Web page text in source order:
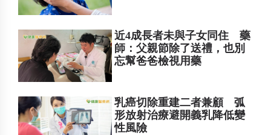
近4成長者未與子女同住 藥
師：父親節除了送禮，也別
忘幫爸爸檢視用藥
乳癌切除重建二者兼顧 弧
形放射治療避開義乳降低變
性風險